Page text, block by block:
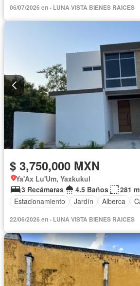
06/07/2026 en - LUNA VISTA BIENES RAICES
$ 3,750,000 MXN
Ya'Ax Lu'Um, Yaxkukul
3 Recámaras
4.5 Baños
281
Estacionamiento
Jardín Alberca
22/06/2026 en - LUNA VISTA BIENES RAICES